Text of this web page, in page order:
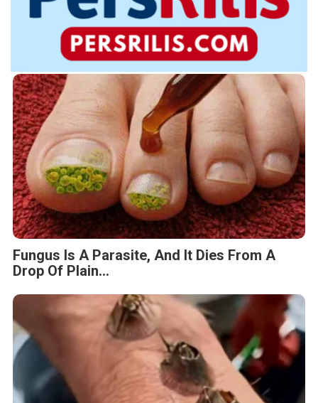
Fungus Is A Parasite, And It Dies From A
Drop Of Plain...